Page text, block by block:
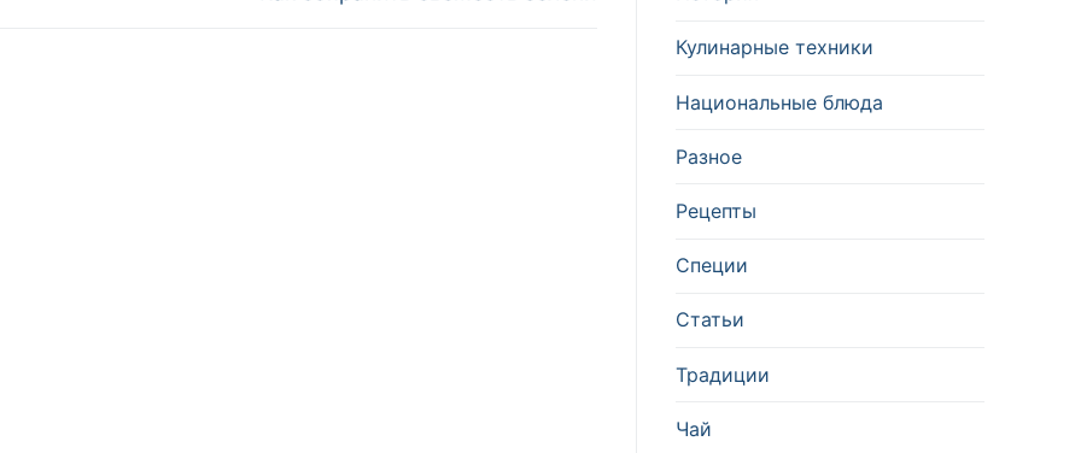
Кулинарные техники
Национальные блюда
Разное
Рецепты
Специи
Статьи
Традиции
Чай